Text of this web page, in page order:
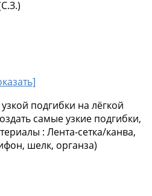
подгибки на лёгкой
самые узкие подгибки,
: Лента-сетка/канва,
шелк, органза)